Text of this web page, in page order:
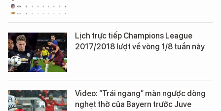
Lịch trực tiếp Champions League
2017/2018 lượt về vòng 1/8 tuần này
Video: “Trái ngang” màn ngược dòng
nghẹt thở của Bayern trước Juve